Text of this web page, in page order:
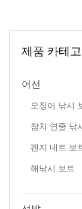
제품 카테
어선
오징어 낚시
참치 연줄 낚
펜지 네트 보
해낚시 보트